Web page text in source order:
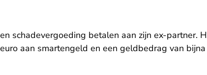
schadevergoeding betalen aan zijn ex-partner.
aan smartengeld en een geldbedrag van